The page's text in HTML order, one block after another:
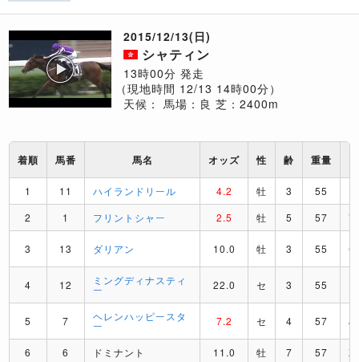
2015/12/13(日)
シャティン
13時00分 発走
（現地時間 12/13 14時00分）
天候： 馬場：良 芝：2400m
着順 馬番 馬名 オッズ 性 齢 重量
1 11 ハイランドリール 4.2 牡 3 55
2
1 フリントシャー 2.5 牡 5 57 V
3 13 ダリアン 10.0 牡 3 55 C
4 12 ミングディナスティ
ー 22.0 セ 3 55
5 7 ヘレンハッピースタ
ー 7.2 セ 4 57 J
6 6 ドミナント 11.0 牡 7 57
Z